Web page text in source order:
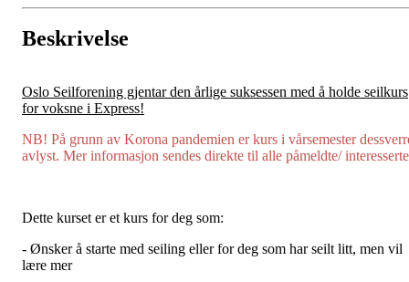
Beskrivelse
Oslo Seilforening gjentar den årlige suksessen med å holde seilkurs
for voksne i Express!
NB! På grunn av Korona pandemien er kurs i vårsemester
avlyst. Mer informasjon sendes direkte til alle påmeldte/
Dette kurset er et kurs for deg som:
- Ønsker å starte med seiling eller for deg som har seilt litt, men vil
lære mer